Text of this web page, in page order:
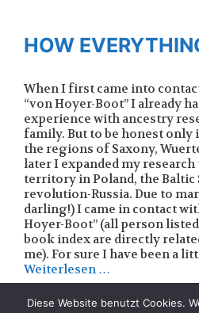
HOW
When I first came into
“von Hoyer-Boot” I already
experience with ancestry
family. But to be honest only
the regions of Saxony,
later I expanded my
territory in Poland, the Baltic
revolution-Russia. Due to
darling!) I came in contact
Hoyer-Boot” (all person
book index are directly
me). For sure I have been a
Weiterlesen …
Diese Website benutzt Cookies.